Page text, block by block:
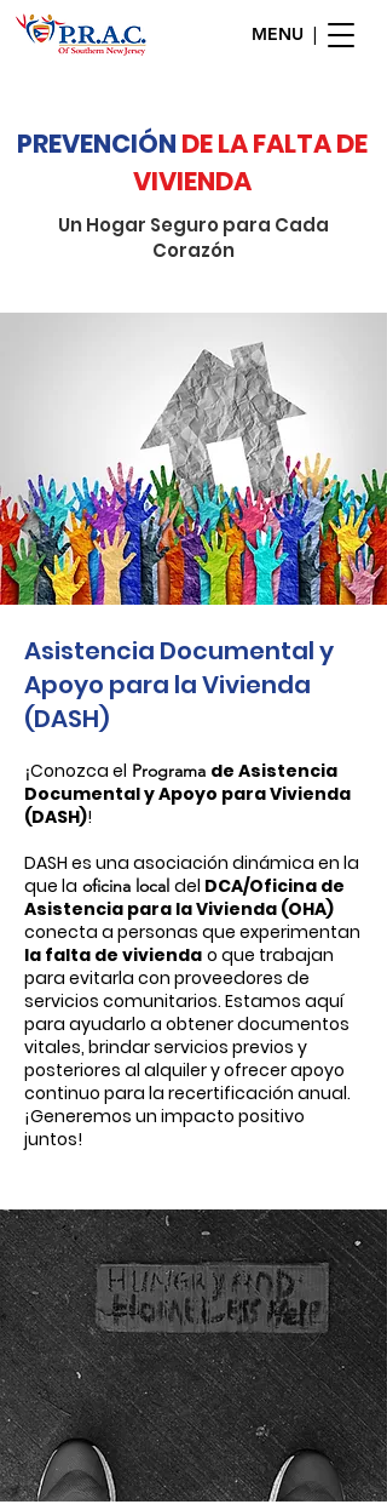
MENU |
PREVENCIÓN DE LA FALTA DE
VIVIENDA
Un Hogar Seguro para Cada
Corazón
Asistencia Documental y
Apoyo para la Vivienda
(DASH)
¡Conozca el Programa de Asistencia
Documental y Apoyo para Vivienda
(DASH)!
DASH es una asociación dinámica en la
que la oficina local del DCA/Oficina de
Asistencia para la Vivienda (OHA)
conecta a personas que experimentan
la falta de vivienda o que trabajan
para evitarla con proveedores de
servicios comunitarios. Estamos aquí
para ayudarlo a obtener documentos
vitales, brindar servicios previos y
posteriores al alquiler y ofrecer apoyo
continuo para la recertificación anual.
¡Generemos un impacto positivo
juntos!